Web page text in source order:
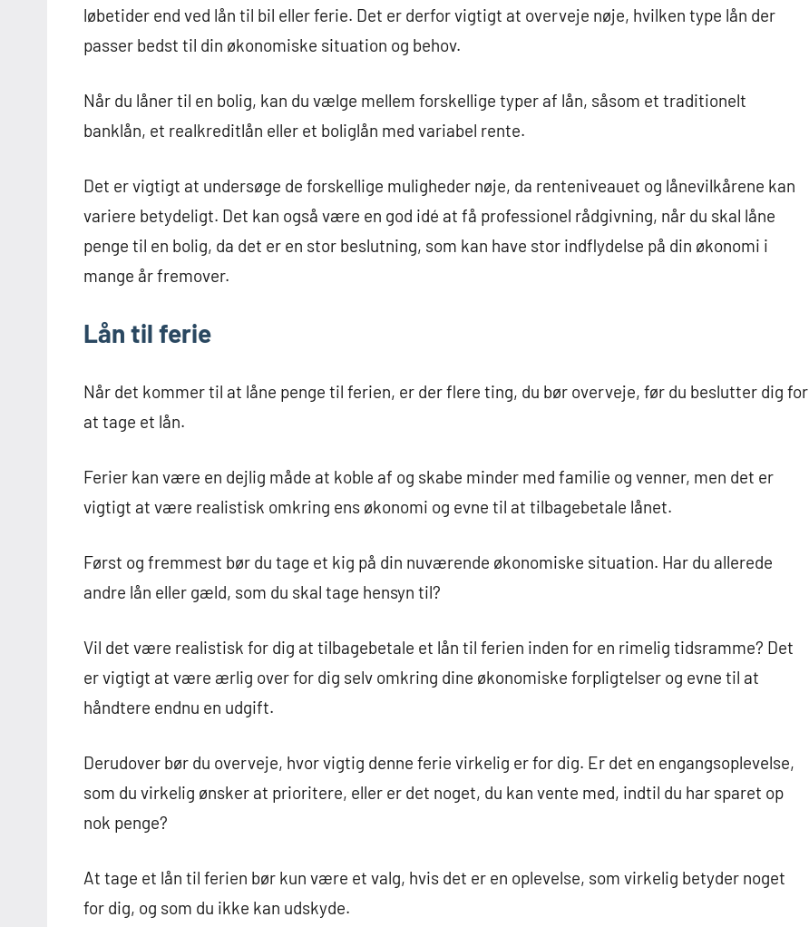
løbetider end ved lån til bil eller ferie. Det er derfor vigtigt at overveje nøje, hvilken type lån der
passer bedst til din økonomiske situation og behov.
Når du låner til en bolig, kan du vælge mellem forskellige typer af lån, såsom et traditionelt
banklån, et realkreditlån eller et boliglån med variabel rente.
Det er vigtigt at undersøge de forskellige muligheder nøje, da renteniveauet og lånevilkårene kan
variere betydeligt. Det kan også være en god idé at få professionel rådgivning, når du skal låne
penge til en bolig, da det er en stor beslutning, som kan have stor indflydelse på din økonomi i
mange år fremover.
Lån til ferie
Når det kommer til at låne penge til ferien, er der flere ting, du bør overveje, før du beslutter dig for
at tage et lån.
Ferier kan være en dejlig måde at koble af og skabe minder med familie og venner, men det er
vigtigt at være realistisk omkring ens økonomi og evne til at tilbagebetale lånet.
Først og fremmest bør du tage et kig på din nuværende økonomiske situation. Har du allerede
andre lån eller gæld, som du skal tage hensyn til?
Vil det være realistisk for dig at tilbagebetale et lån til ferien inden for en rimelig tidsramme? Det
er vigtigt at være ærlig over for dig selv omkring dine økonomiske forpligtelser og evne til at
håndtere endnu en udgift.
Derudover bør du overveje, hvor vigtig denne ferie virkelig er for dig. Er det en engangsoplevelse,
som du virkelig ønsker at prioritere, eller er det noget, du kan vente med, indtil du har sparet op
nok penge?
At tage et lån til ferien bør kun være et valg, hvis det er en oplevelse, som virkelig betyder noget
for dig, og som du ikke kan udskyde.